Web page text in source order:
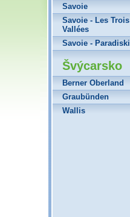
Savoie
Savoie - Les Trois
Vallées
Savoie - Paradiski
Švýcarsko
Berner Oberland
Graubünden
Wallis